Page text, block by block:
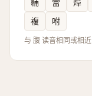
複
咐
与 腹 读音相同或相近